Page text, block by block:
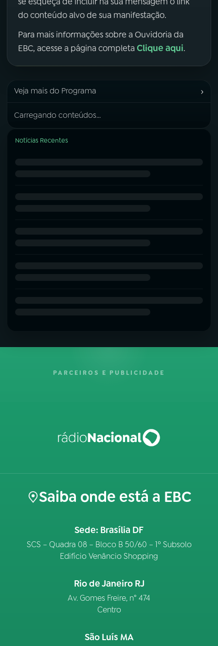
do conteúdo alvo de sua manifestação.
Para mais informações sobre a Ouvidoria da
EBC, acesse a página completa Clique aqui.
Veja mais do Programa ›
Carregando conteúdos...
Notícias Recentes
PARCEIROS E PUBLICIDADE
Saiba onde está a EBC
Sede: Brasília DF
SCS – Quadra 08 – Bloco B 50/60 – 1º Subsolo
Edifício Venâncio Shopping
Rio de Janeiro RJ
Av. Gomes Freire, n° 474
Centro
São Luís MA